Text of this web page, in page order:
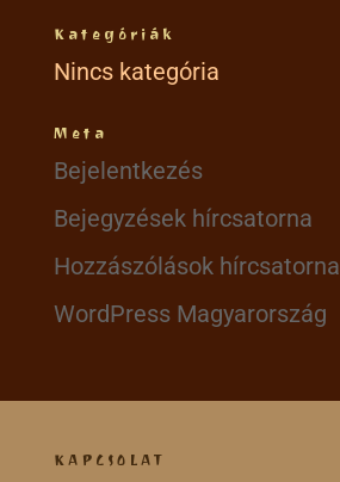
Kategóriák
Nincs kategória
Meta
Bejelentkezés
Bejegyzések hírcsatorna
Hozzászólások hírcsatorna
WordPress Magyarország
KAPCSOLAT